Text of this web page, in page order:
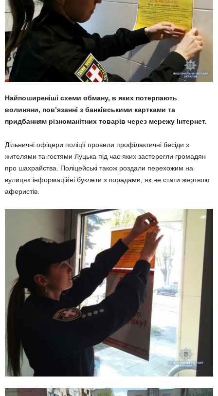
Найпоширеніші схеми обману, в яких потерпають
волиняни, пов’язанні з банківськими картками та
придбанням різноманітних товарів через мережу Інтернет.
Дільничні офіцери поліції провели профілактичні бесіди з
жителями та гостями Луцька під час яких застерегли громадян
про шахрайства. Поліцейські також роздали перехожим на
вулицях інформаційні буклети з порадами, як не стати жертвою
аферистів.